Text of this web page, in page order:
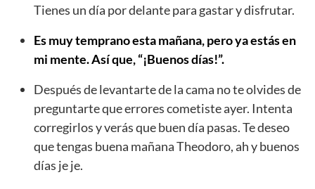
Tienes un día por delante para gastar y disfrutar.
Es muy temprano esta mañana, pero ya estás en
mi mente. Así que, “¡Buenos días!”.
Después de levantarte de la cama no te olvides de
preguntarte que errores cometiste ayer. Intenta
corregirlos y verás que buen día pasas. Te deseo
que tengas buena mañana Theodoro, ah y buenos
días je je.